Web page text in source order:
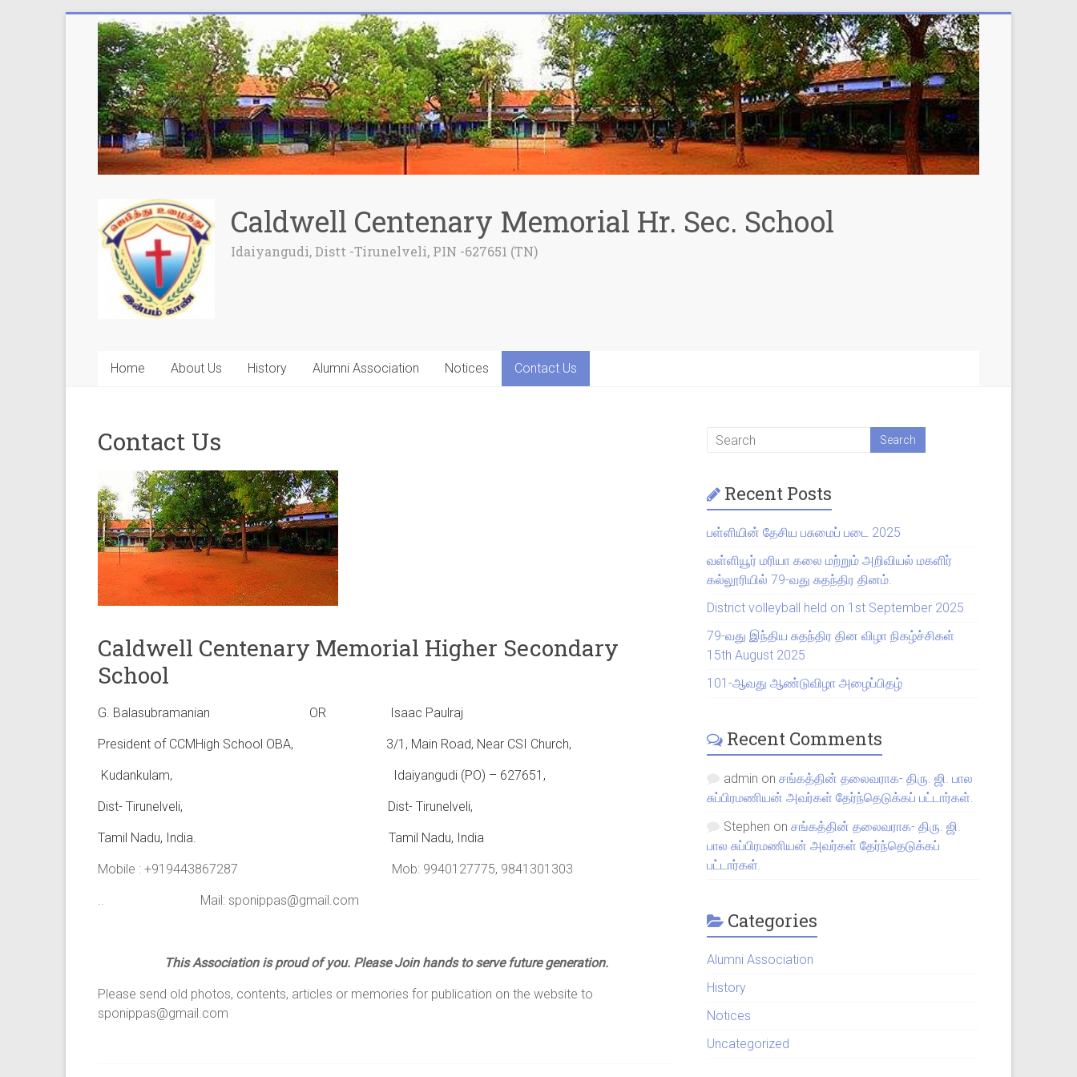
Caldwell Centenary Memorial Hr. Sec. School
Idaiyangudi, Distt -Tirunelveli, PIN -627651 (TN)
Home About Us History Alumni Association Notices Contact Us
Contact Us
Caldwell Centenary Memorial Higher Secondary
School
G. Balasubramanian OR Isaac Paulraj
President of CCMHigh School OBA, 3/1, Main Road, Near CSI Church,
Kudankulam, Idaiyangudi (PO) – 627651,
Dist- Tirunelveli, Dist- Tirunelveli,
Tamil Nadu, India. Tamil Nadu, India
Mobile : +919443867287 Mob: 9940127775, 9841301303
.. Mail: sponippas@gmail.com
This Association is proud of you. Please Join hands to serve future generation.
Please send old photos, contents, articles or memories for publication on the website to
sponippas@gmail.com
Recent Posts
பள்ளியின் தேசிய பசுமைப் படை 2025
வள்ளியூர் மரியா கலை மற்றும் அறிவியல் மகளிர்
கல்லூரியில் 79-வது சுதந்திர தினம்.
District volleyball held on 1st September 2025
79-வது இந்திய சுதந்திர தின விழா நிகழ்ச்சிகள்
15th August 2025
101-ஆவது ஆண்டுவிழா அழைப்பிதழ்
Recent Comments
admin onசங்கத்தின் தலைவராக- திரு. ஜி. பால
சுப்பிரமணியன் அவர்கள் தேர்ந்தெடுக்கப் பட்டார்கள்.
Stephen onசங்கத்தின் தலைவராக- திரு. ஜி.
பால சுப்பிரமணியன் அவர்கள் தேர்ந்தெடுக்கப்
பட்டார்கள்.
Categories
Alumni Association
History
Notices
Uncategorized